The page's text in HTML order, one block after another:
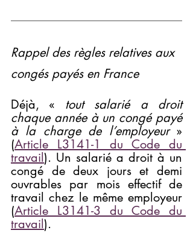
Rappel des règles relatives aux
congés payés en France
Déjà, « tout salarié a droit
chaque année à un congé payé
à la charge de l’employeur »
(Article L3141-1 du Code du
travail). Un salarié a droit à un
congé de deux jours et demi
ouvrables par mois effectif de
travail chez le même employeur
(Article L3141-3 du Code du
travail).